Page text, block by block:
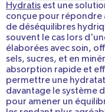
Hydratis est une sol
conçue pour répondre
de déséquilibres
souvent le cas lors
élaborées avec soin,
sels, sucres, et en
absorption rapide et
permettre une
davantage le système
pour amener un